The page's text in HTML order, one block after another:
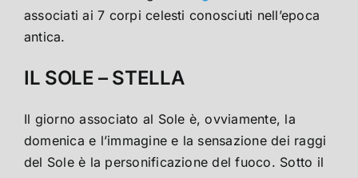
associati ai 7 corpi celesti conosciuti nell’epoca
antica.
IL SOLE – STELLA
Il giorno associato al Sole è, ovviamente, la
domenica e l’immagine e la sensazione dei raggi
del Sole è la personificazione del fuoco. Sotto il